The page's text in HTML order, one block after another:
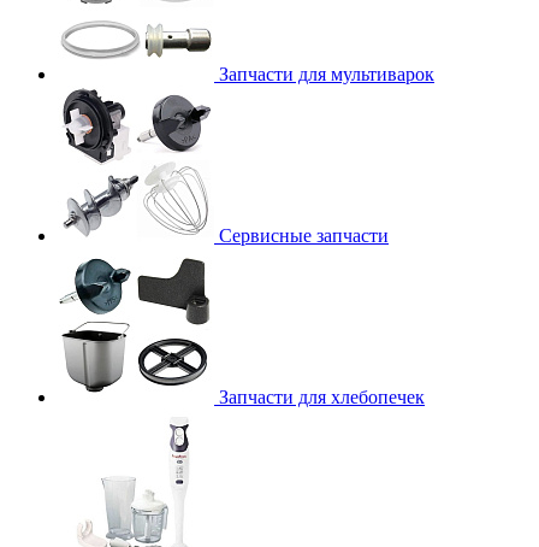
Запчасти для мультиварок
Сервисные запчасти
Запчасти для хлебопечек